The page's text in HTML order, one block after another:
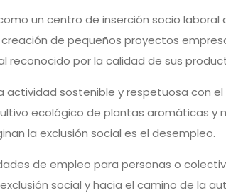
un centro de inserción socio
de pequeños proyectos
reconocido por la calidad de sus
actividad sostenible y respetuosa con
ecológico de plantas aromáticas y
la exclusión social es el desempleo.
de empleo para personas o
social y hacia el camino de la